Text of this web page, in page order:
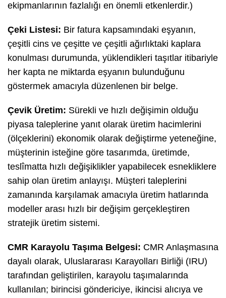
ekipmanlarının fazlalığı en önemli etkenlerdir.)
Çeki Listesi: Bir fatura kapsamındaki eşyanın,
çeşitli cins ve çeşitte ve çeşitli ağırlıktaki kaplara
konulması durumunda, yüklendikleri taşıtlar itibariyle
her kapta ne miktarda eşyanın bulunduğunu
göstermek amacıyla düzenlenen bir belge.
Çevik Üretim: Sürekli ve hızlı değişimin olduğu
piyasa taleplerine yanıt olarak üretim hacimlerini
(ölçeklerini) ekonomik olarak değiştirme yeteneğine,
müşterinin isteğine göre tasarımda, üretimde,
teslîmatta hızlı değişiklikler yapabilecek esnekliklere
sahip olan üretim anlayışı. Müşteri taleplerini
zamanında karşılamak amacıyla üretim hatlarında
modeller arası hızlı bir değişim gerçekleştiren
stratejik üretim sistemi.
CMR Karayolu Taşıma Belgesi: CMR Anlaşmasına
dayalı olarak, Uluslararası Karayolları Birliği (IRU)
tarafından geliştirilen, karayolu taşımalarında
kullanılan; birincisi göndericiye, ikincisi alıcıya ve